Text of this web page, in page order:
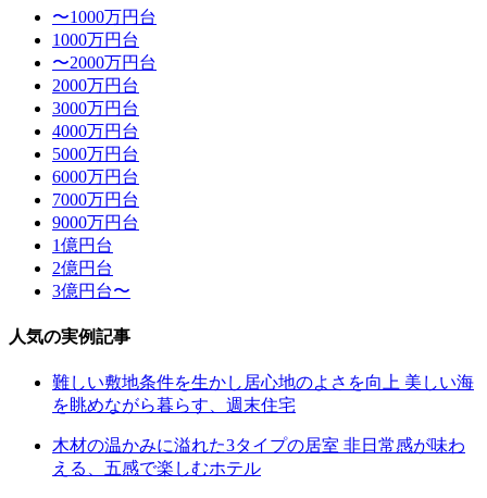
〜1000万円台
1000万円台
〜2000万円台
2000万円台
3000万円台
4000万円台
5000万円台
6000万円台
7000万円台
9000万円台
1億円台
2億円台
3億円台〜
人気の実例記事
難しい敷地条件を生かし居心地のよさを向上 美しい海
を眺めながら暮らす、週末住宅
木材の温かみに溢れた3タイプの居室 非日常感が味わ
える、五感で楽しむホテル